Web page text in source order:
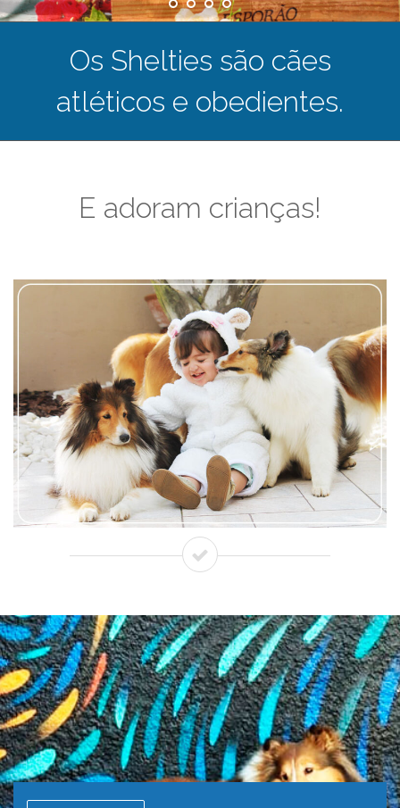
Os Shelties são cães
atléticos e obedientes.
E adoram crianças!